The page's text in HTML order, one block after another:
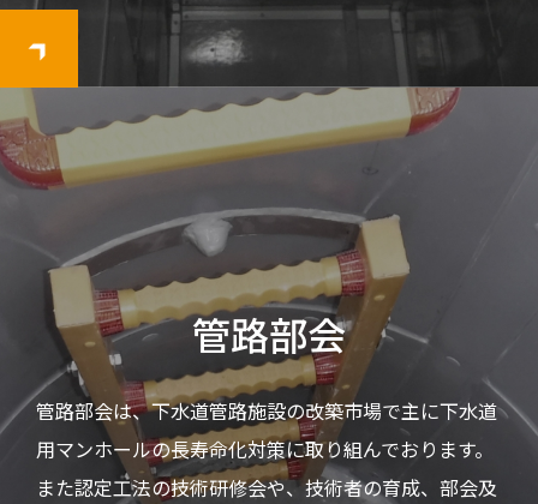
管路部会
管路部会は、下水道管路施設の改築市場で主に下水道
用マンホールの長寿命化対策に取り組んでおります。
また認定工法の技術研修会や、技術者の育成、部会及